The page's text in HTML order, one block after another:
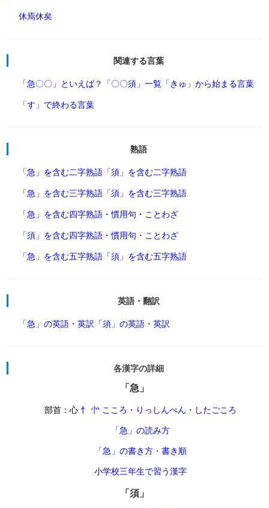
休焉休矣
関連する言葉
「急〇〇」といえば？ 「〇〇須」一覧 「きゅ」から始まる言葉
「す」で終わる言葉
熟語
「急」を含む二字熟語 「須」を含む二字熟語
「急」を含む三字熟語 「須」を含む三字熟語
「急」を含む四字熟語・慣用句・ことわざ
「須」を含む四字熟語・慣用句・ことわざ
「急」を含む五字熟語 「須」を含む五字熟語
英語・翻訳
「急」の英語・英訳 「須」の英語・英訳
各漢字の詳細
「急」
部首：心 忄 㣺 こころ・りっしんべん・したごころ
「急」の読み方
「急」の書き方・書き順
小学校三年生で習う漢字
「須」